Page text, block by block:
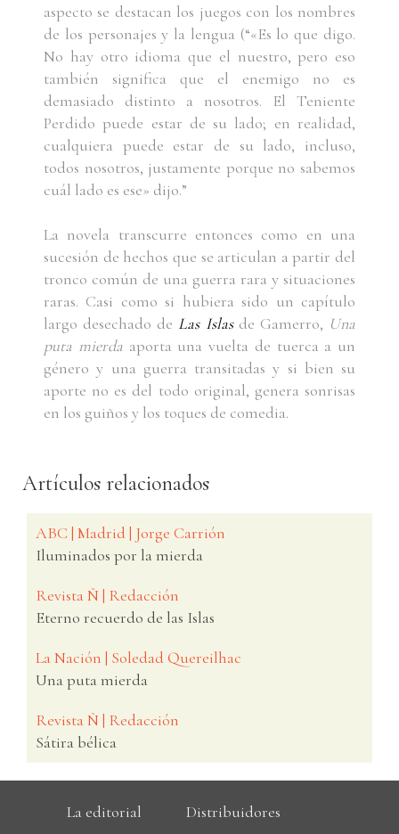
aspecto se destacan los juegos con los nombres
de los personajes y la lengua (“«Es lo que digo.
No hay otro idioma que el nuestro, pero eso
también significa que el enemigo no es
demasiado distinto a nosotros. El Teniente
Perdido puede estar de su lado; en realidad,
cualquiera puede estar de su lado, incluso,
todos nosotros, justamente porque no sabemos
cuál lado es ese» dijo.”
La novela transcurre entonces como en una
sucesión de hechos que se articulan a partir del
tronco común de una guerra rara y situaciones
raras. Casi como si hubiera sido un capítulo
largo desechado de Las Islasde Gamerro, Una
puta mierda aporta una vuelta de tuerca a un
género y una guerra transitadas y si bien su
aporte no es del todo original, genera sonrisas
en los guiños y los toques de comedia.
Artículos relacionados
ABC | Madrid | Jorge Carrión
Iluminados por la mierda
Revista Ñ | Redacción
Eterno recuerdo de las Islas
La Nación | Soledad Quereilhac
Una puta mierda
Revista Ñ | Redacción
Sátira bélica
La editorial
Distribuidores